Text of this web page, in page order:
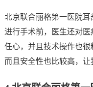
北京联合丽格第一医院
进行手术前，医生还对
任心，并且技术操作也很
而且安全性也比较高，让